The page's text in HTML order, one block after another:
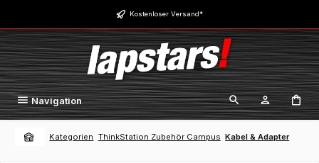
Zum Hauptinhalt springen Kostenloser Versand*
Navigation
Kategorien ThinkStation Zubehör Campus Kabel & Adapter